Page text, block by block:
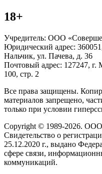
18+
Учредитель: ООО
Юридический адрес:
Нальчик, ул. Пачева, д. 36
Почтовый адрес: 127247, г.
100, стр. 2
Все права защищены.
материалов запрещено,
только при условии
Copyright © 1989-2026.
Свидетельство о
25.12.2020 г., выдано
сфере связи,
коммуникаций.